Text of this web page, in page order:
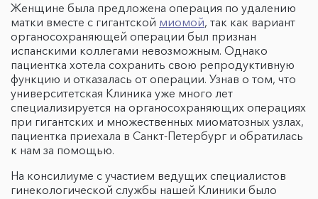
Женщине была предложена операция по удалению
матки вместе с гигантской миомой, так как вариант
органосохраняющей операции был признан
испанскими коллегами невозможным. Однако
пациентка хотела сохранить свою репродуктивную
функцию и отказалась от операции. Узнав о том, что
университетская Клиника уже много лет
специализируется на органосохраняющих операциях
при гигантских и множественных миоматозных узлах,
пациентка приехала в Санкт-Петербург и обратилась
к нам за помощью.
На консилиуме с участием ведущих специалистов
гинекологической службы нашей Клиники было